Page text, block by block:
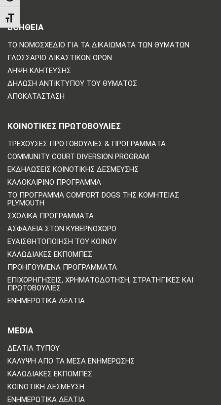
TOGGLE FONT SIZE
ΒΟΗΘΕΙΑ
ΤΟ ΝΟΜΟΣΧΈΔΙΟ ΓΙΑ ΤΑ ΔΙΚΑΙΏΜΑΤΑ ΤΩΝ ΘΥΜΆΤΩΝ
ΓΛΩΣΣΆΡΙΟ ΔΙΚΑΣΤΙΚΏΝ ΌΡΩΝ
ΛΉΨΗ ΚΛΉΤΕΥΣΗΣ
ΔΉΛΩΣΗ ΑΝΤΙΚΤΎΠΟΥ ΤΟΥ ΘΎΜΑΤΟΣ
ΑΠΟΚΑΤΆΣΤΑΣΗ
ΚΟΙΝΟΤΙΚΈΣ ΠΡΩΤΟΒΟΥΛΊΕΣ
ΤΡΈΧΟΥΣΕΣ ΠΡΩΤΟΒΟΥΛΊΕΣ & ΠΡΟΓΡΆΜΜΑΤΑ
COMMUNITY COURT DIVERSION PROGRAM
ΕΚΔΗΛΏΣΕΙΣ ΚΟΙΝΟΤΙΚΉΣ ΔΈΣΜΕΥΣΗΣ
ΚΑΛΟΚΑΙΡΙΝΌ ΠΡΌΓΡΑΜΜΑ
ΤΟ ΠΡΌΓΡΑΜΜΑ COMFORT DOGS ΤΗΣ ΚΟΜΗΤΕΊΑΣ
PLYMOUTH
ΣΧΟΛΙΚΆ ΠΡΟΓΡΆΜΜΑΤΑ
ΑΣΦΆΛΕΙΑ ΣΤΟΝ ΚΥΒΕΡΝΟΧΏΡΟ
ΕΥΑΙΣΘΗΤΟΠΟΊΗΣΗ ΤΟΥ ΚΟΙΝΟΎ
ΚΑΛΩΔΙΑΚΈΣ ΕΚΠΟΜΠΈΣ
ΠΡΟΗΓΟΎΜΕΝΑ ΠΡΟΓΡΆΜΜΑΤΑ
ΕΠΙΧΟΡΗΓΉΣΕΙΣ, ΧΡΗΜΑΤΟΔΌΤΗΣΗ, ΣΤΡΑΤΗΓΙΚΈΣ ΚΑΙ
ΠΡΩΤΟΒΟΥΛΊΕΣ
ΕΝΗΜΕΡΩΤΙΚΆ ΔΕΛΤΊΑ
MEDIA
ΔΕΛΤΊΑ ΤΎΠΟΥ
ΚΆΛΥΨΗ ΑΠΌ ΤΑ ΜΈΣΑ ΕΝΗΜΈΡΩΣΗΣ
ΚΑΛΩΔΙΑΚΈΣ ΕΚΠΟΜΠΈΣ
ΚΟΙΝΟΤΙΚΉ ΔΈΣΜΕΥΣΗ
ΕΝΗΜΕΡΩΤΙΚΆ ΔΕΛΤΊΑ